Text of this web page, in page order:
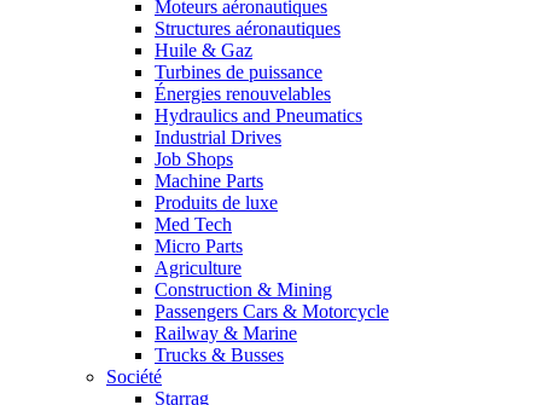
Moteurs aéronautiques
Structures aéronautiques
Huile & Gaz
Turbines de puissance
Énergies renouvelables
Hydraulics and Pneumatics
Industrial Drives
Job Shops
Machine Parts
Produits de luxe
Med Tech
Micro Parts
Agriculture
Construction & Mining
Passengers Cars & Motorcycle
Railway & Marine
Trucks & Busses
Société
Starrag